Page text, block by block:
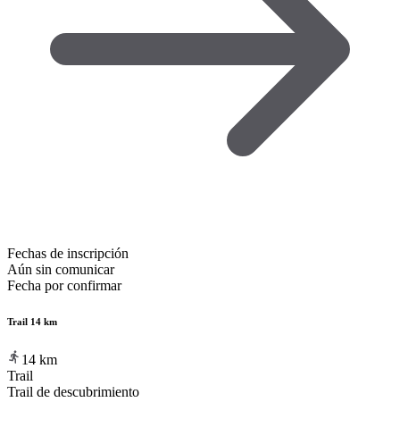
Fechas de inscripción
Aún sin comunicar
Fecha por confirmar
Trail 14 km
14 km
Trail
Trail de descubrimiento